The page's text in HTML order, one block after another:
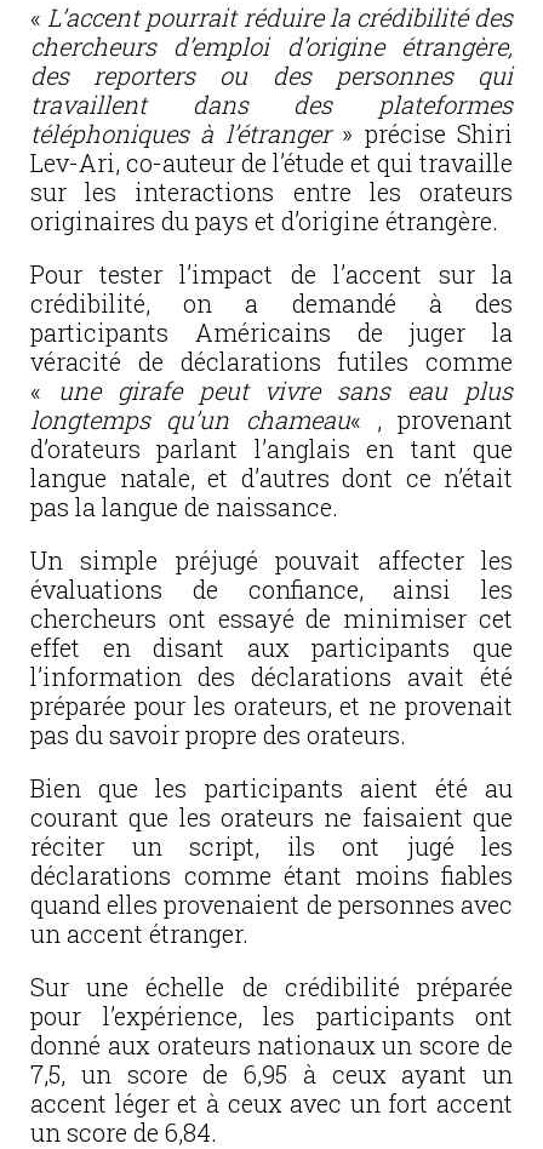
« L’accentpourrait réduire la crédibilité des
chercheurs d’emploi d’origine étrangère,
des reporters ou des personnes qui
travaillent dans des plateformes
téléphoniques à l’étranger» précise Shiri
Lev-Ari, co-auteur de l’étude et qui travaille
sur les interactions entre les orateurs
originaires du pays et d’origine étrangère.
Pour tester l’impact de l’accent sur la
crédibilité, on a demandé à des
participants Américains de juger la
véracité de déclarations futiles comme
« une girafe peut vivre sans eau plus
longtemps qu’un chameau« , provenant
d’orateurs parlant l’anglais en tant que
langue natale, et d’autres dont ce n’était
pas la langue de naissance.
Un simple préjugé pouvait affecter les
évaluations de confiance, ainsi les
chercheurs ont essayé de minimiser cet
effet en disant aux participants que
l’information des déclarations avait été
préparée pour les orateurs, et ne provenait
pas du savoir propre des orateurs.
Bien que les participants aient été au
courant que les orateurs ne faisaient que
réciter un script, ils ont jugé les
déclarations comme étant moins fiables
quand elles provenaient de personnes avec
un accent étranger.
Sur une échelle de crédibilité préparée
pour l’expérience, les participants ont
donné aux orateurs nationaux un score de
7,5, un score de 6,95 à ceux ayant un
accent léger et à ceux avec un fort accent
un score de 6,84.